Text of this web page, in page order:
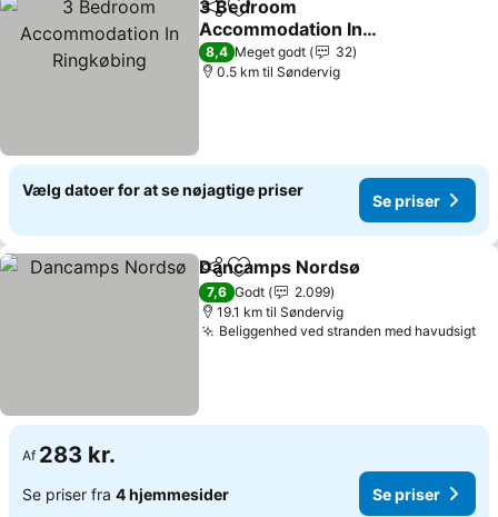
Del Føj til favoritter
3 Bedroom
Accommodation In
Ringkøbing
Se priser
8,4 Meget godt
32
0.5 km til Søndervig
Vælg datoer for at se nøjagtige priser
Se priser
Del Føj til favoritter
Dancamps Nordsø
7,6 Godt
2.099
19.1 km til Søndervig
Beliggenhed ved stranden med havudsigt
Af 283 kr.
Se priser fra 4 hjemmesider Se priser